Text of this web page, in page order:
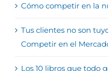
Cómo competir en la
Tus clientes no son
Competir en el
Los 10 libros que todo